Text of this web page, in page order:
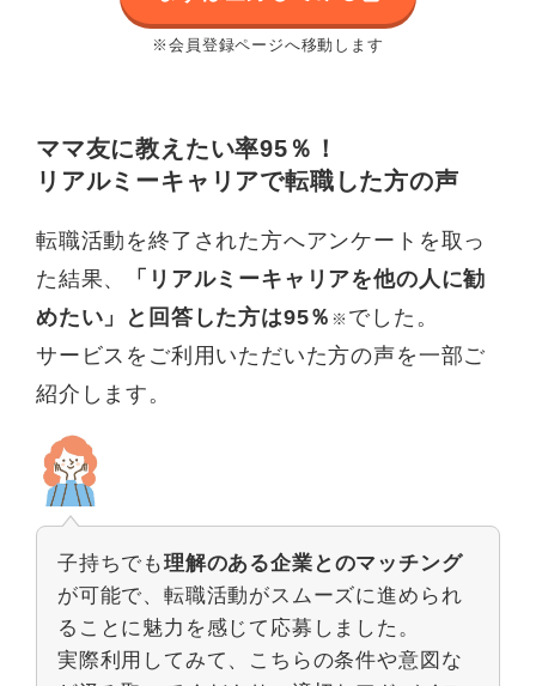
※会員登録ページへ移動します
ママ友に教えたい率95％！
リアルミーキャリアで転職した方の声
転職活動を終了された方へアンケートを取っ
た結果、
「リアルミーキャリアを他の人に勧
めたい」と回答した方は95％ ※ でした。
サービスをご利用いただいた方の声を一部ご
紹介します。
子持ちでも理解のある企業とのマッチング
が可能で、転職活動がスムーズに進められ
ることに魅力を感じて応募しました。
実際利用してみて、こちらの条件や意図な